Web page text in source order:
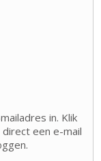
in. Klik
een e-mail